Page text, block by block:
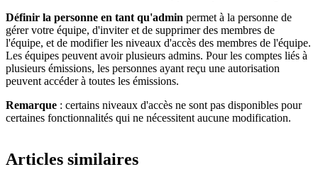
Définir la personne en tant qu'admin permet à la personne de
gérer votre équipe, d'inviter et de supprimer des membres de
l'équipe, et de modifier les niveaux d'accès des membres de l'équipe.
Les équipes peuvent avoir plusieurs admins. Pour les comptes liés à
plusieurs émissions, les personnes ayant reçu une autorisation
peuvent accéder à toutes les émissions.
Remarque : certains niveaux d'accès ne sont pas disponibles pour
certaines fonctionnalités qui ne nécessitent aucune modification.
Articles similaires